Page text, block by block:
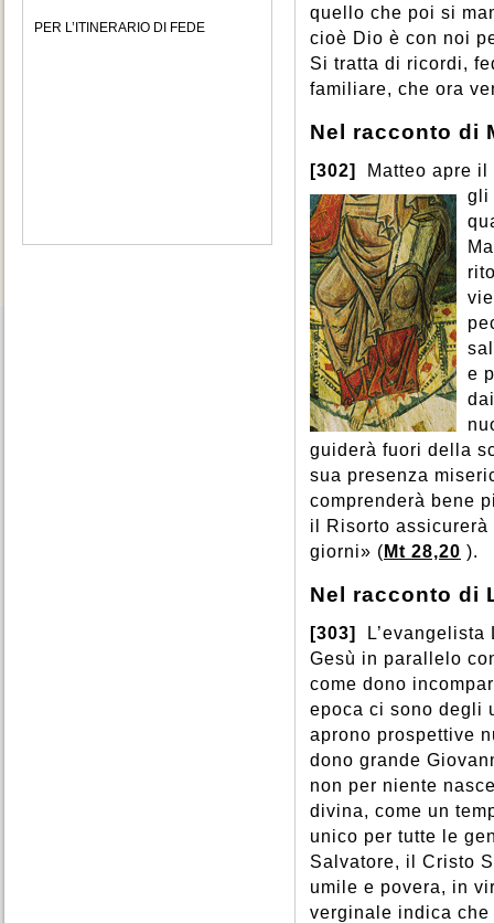
PER L’ITINERARIO DI FEDE
quello che poi si
cioè Dio è con noi
Si tratta di ricordi,
familiare, che ora
Nel racconto di
[302]
Matteo apre
gli
e
guiderà fuori della
sua presenza
comprenderà bene
il Risorto
giorni» ( Mt 28,20 ).
Nel racconto di
[303]
Gesù in parallelo
come dono
epoca ci sono degli
aprono prospettive
dono grande
non per niente
divina, come un
unico per tutte le
Salvatore, il Cristo
umile e povera, in
verginale indica